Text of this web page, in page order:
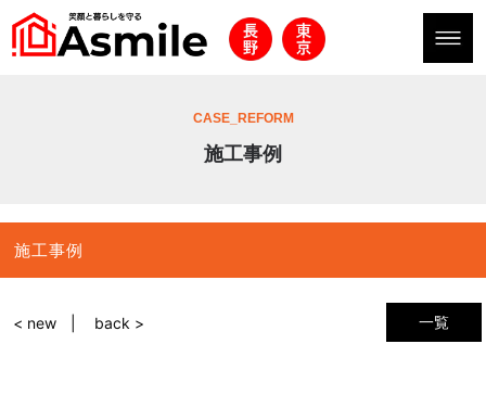
CASE_REFORM
施工事例
施工事例
一覧
< new back >